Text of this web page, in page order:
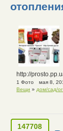
http://
1 Фото мая 8,
Вещи » дом/сад/
147708